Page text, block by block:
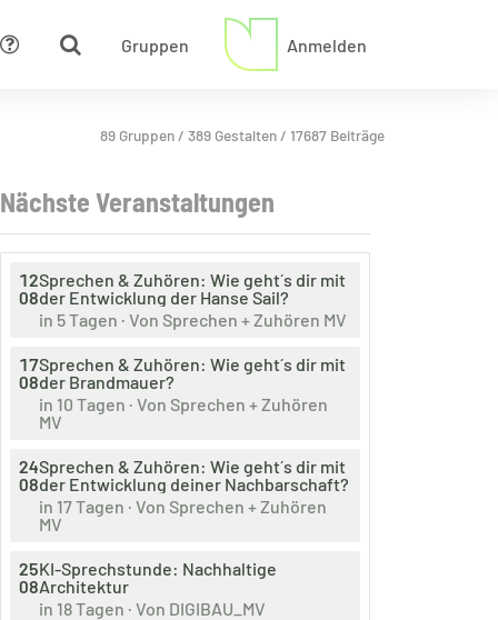
Gruppen Anmelden
Hilfe
89 Gruppen / 389 Gestalten / 17687 Beiträge
Nächste Veranstaltungen
Am
12
08
Sprechen & Zuhören: Wie geht´s dir mit
der Entwicklung der Hanse Sail?
in 5 Tagen Veranstaltet
· Von Sprechen + Zuhören MV
Am
17
08
Sprechen & Zuhören: Wie geht´s dir mit
der Brandmauer?
in 10 Tagen Veranstaltet
· Von Sprechen + Zuhören
MV
Am
24
08
Sprechen & Zuhören: Wie geht´s dir mit
der Entwicklung deiner Nachbarschaft?
in 17 Tagen Veranstaltet
· Von Sprechen + Zuhören
MV
Am
25
08
KI-Sprechstunde: Nachhaltige
Architektur
in 18 Tagen Veranstaltet
· Von DIGIBAU_MV